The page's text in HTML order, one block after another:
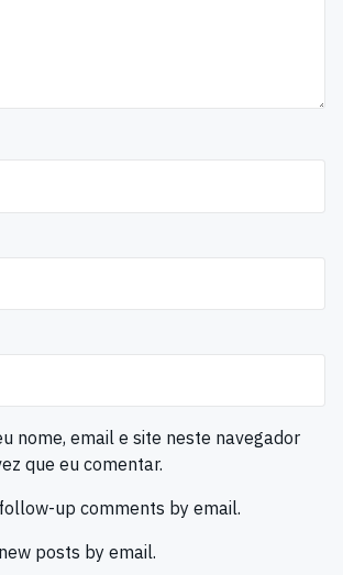
nome, email e site neste navegador
que eu comentar.
up comments by email.
posts by email.